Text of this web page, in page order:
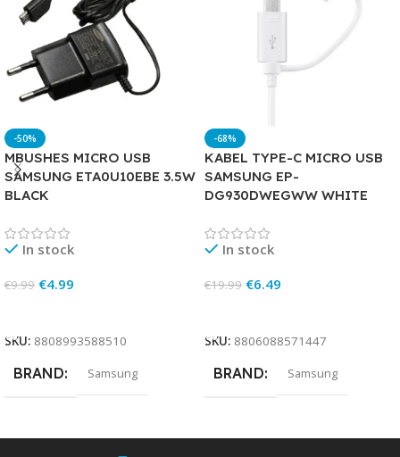
-50%
MBUSHES MICRO USB
SAMSUNG ETA0U10EBE 3.5W
BLACK
In stock
€9.99 €4.99
SKU: 8808993588510
BRAND Samsung
-68%
KABEL TYPE-C MICRO USB
SAMSUNG EP-
DG930DWEGWW WHITE
In stock
€19.99 €6.49
SKU: 8806088571447
BRAND Samsung